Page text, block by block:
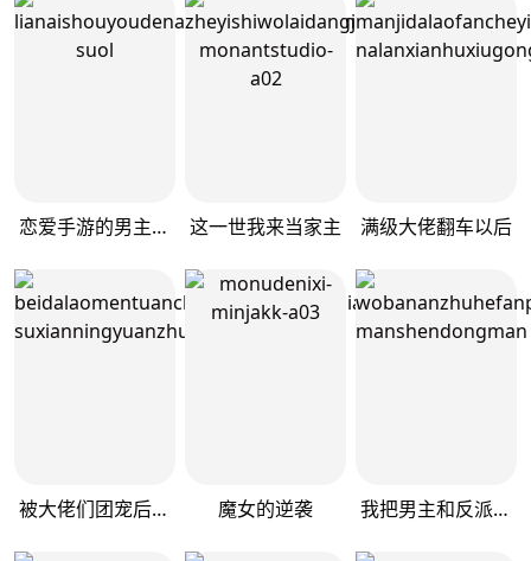
恋爱手游的男主都很危险 这一世我来当家主 满级大佬翻车以后
被大佬们团宠后我野翻了 魔女的逆袭 我把男主和反派都养歪了